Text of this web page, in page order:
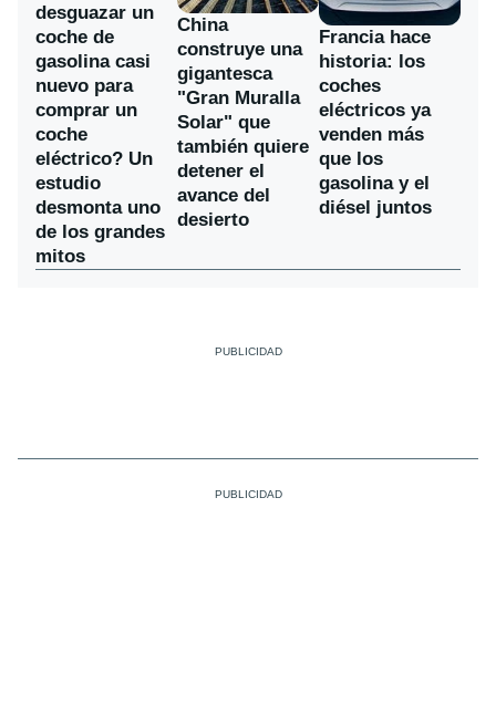
desguazar un
coche de
gasolina casi
nuevo para
comprar un
coche
eléctrico? Un
estudio
desmonta uno
de los grandes
mitos
China
construye una
gigantesca
"Gran Muralla
Solar" que
también quiere
detener el
avance del
desierto
Francia hace
historia: los
coches
eléctricos ya
venden más
que los
gasolina y el
diésel juntos